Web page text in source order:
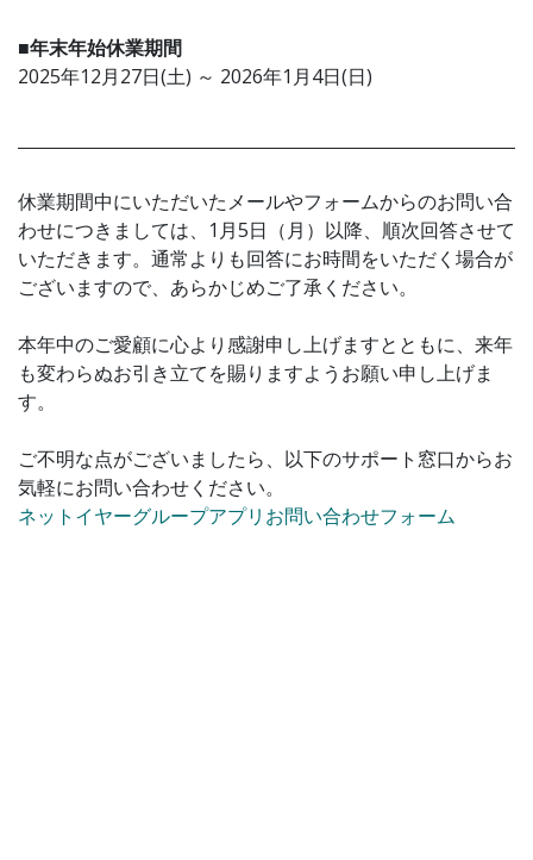
■年末年始休業期間
2025年12月27日(土) ～ 2026年1月4日(日)
休業期間中にいただいたメールやフォームからのお問い合
わせにつきましては、1月5日（月）以降、順次回答させて
いただきます。通常よりも回答にお時間をいただく場合が
ございますので、あらかじめご了承ください。
本年中のご愛顧に心より感謝申し上げますとともに、来年
も変わらぬお引き立てを賜りますようお願い申し上げま
す。
ご不明な点がございましたら、以下のサポート窓口からお
気軽にお問い合わせください。
ネットイヤーグループアプリお問い合わせフォーム